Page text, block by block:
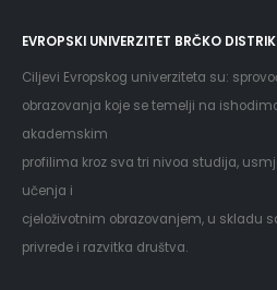
EVROPSKI UNIVERZITET BRČKO
Ciljevi Evropskog univerziteta su:
obrazovanja koje se temelji na
akademskim
profilima kroz sva tri nivoa studija,
učenja i
cjeloživotnim obrazovanjem, u skladu
privrede i razvitka društva.